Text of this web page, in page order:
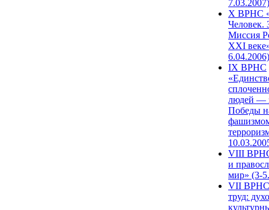
7.03.2007)
X ВРНС
Человек.
Миссия
XXI
6.04.2006)
IX ВРНС
людей —
Победы
VIII
и
мир» (3-
VII ВРНС
труд: